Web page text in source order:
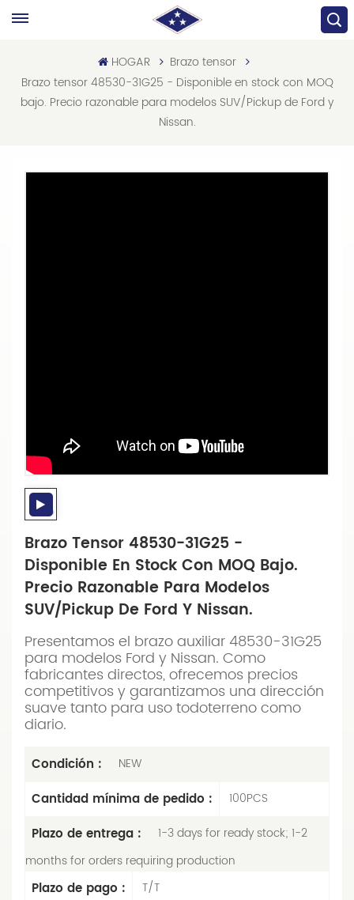
HOGAR
Brazo tensor
Brazo tensor 48530-31G25 - Disponible en stock con MOQ
bajo. Precio razonable para modelos SUV/Pickup de Ford y
Nissan.
Brazo Tensor 48530-31G25 -
Disponible En Stock Con MOQ Bajo.
Precio Razonable Para Modelos
SUV/Pickup De Ford Y Nissan.
Presentamos el brazo auxiliar 48530-31G25
para modelos Ford y Nissan. Como
fabricantes directos, ofrecemos precios
competitivos y garantizamos una dirección
suave tanto para uso todoterreno como
diario.
Condición : NEW
Cantidad mínima de pedido : 100PCS
Plazo de entrega :
1-3 days for ready stock; 1-2
months for orders requiring production
Plazo de pago : T/T